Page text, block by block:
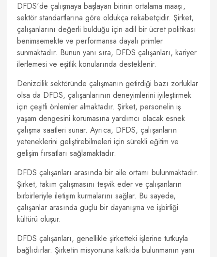
DFDS'de çalışmaya başlayan birinin ortalama maaşı,
sektör standartlarına göre oldukça rekabetçidir. Şirket,
çalışanlarını değerli bulduğu için adil bir ücret politikası
benimsemekte ve performansa dayalı primler
sunmaktadır. Bunun yanı sıra, DFDS çalışanları, kariyer
ilerlemesi ve eşitlik konularında desteklenir.
Denizcilik sektöründe çalışmanın getirdiği bazı zorluklar
olsa da DFDS, çalışanlarının deneyimlerini iyileştirmek
için çeşitli önlemler almaktadır. Şirket, personelin iş
yaşam dengesini korumasına yardımcı olacak esnek
çalışma saatleri sunar. Ayrıca, DFDS, çalışanların
yeteneklerini geliştirebilmeleri için sürekli eğitim ve
gelişim fırsatları sağlamaktadır.
DFDS çalışanları arasında bir aile ortamı bulunmaktadır.
Şirket, takım çalışmasını teşvik eder ve çalışanların
birbirleriyle iletişim kurmalarını sağlar. Bu sayede,
çalışanlar arasında güçlü bir dayanışma ve işbirliği
kültürü oluşur.
DFDS çalışanları, genellikle şirketteki işlerine tutkuyla
bağlıdırlar. Şirketin misyonuna katkıda bulunmanın yanı